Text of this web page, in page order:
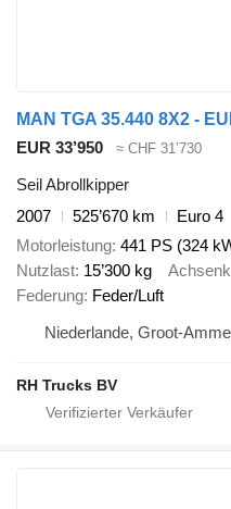
EUR 33’950 ≈ CHF 31’730
Seil Abrollkipper
2007
525’670 km
Euro 4
Motorleistung 441 PS (324
Nutzlast 15’300 kg
Federung Feder/Luft
Niederlande, Groot-
RH Trucks BV